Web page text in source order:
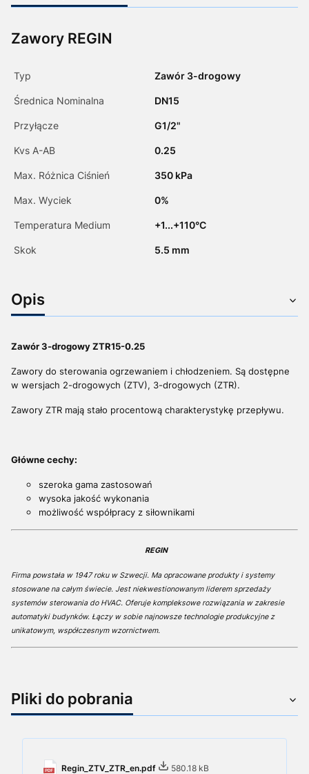
Zawory REGIN
Typ Zawór 3-drogowy
Średnica Nominalna DN15
Przyłącze G1/2"
Kvs A-AB 0.25
Max. Różnica Ciśnień 350 kPa
Max. Wyciek 0%
Temperatura Medium +1...+110°C
Skok 5.5 mm
Opis
Zawór 3-drogowy ZTR15-0.25
Zawory do sterowania ogrzewaniem i chłodzeniem. Są dostępne
w wersjach 2-drogowych (ZTV), 3-drogowych (ZTR).
Zawory ZTR mają stało procentową charakterystykę przepływu.
Główne cechy:
szeroka gama zastosowań
wysoka jakość wykonania
możliwość współpracy z siłownikami
REGIN
Firma powstała w 1947 roku w Szwecji. Ma opracowane produkty i systemy
stosowane na całym świecie. Jest niekwestionowanym liderem sprzedaży
systemów sterowania do HVAC. Oferuje kompleksowe rozwiązania w zakresie
automatyki budynków. Łączy w sobie najnowsze technologie produkcyjne z
unikatowym, współczesnym wzornictwem.
Pliki do pobrania
Regin_ZTV_ZTR_en.pdf 580.18 kB